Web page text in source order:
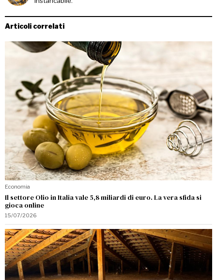
Articoli correlati
Economia
Il settore Olio in Italia vale 5,8 miliardi di euro. La vera sfida si
gioca online
15/07/2026